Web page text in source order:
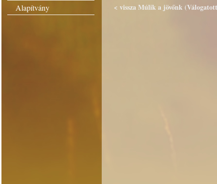
Alapítvány
< vissza Múlik a jövőnk